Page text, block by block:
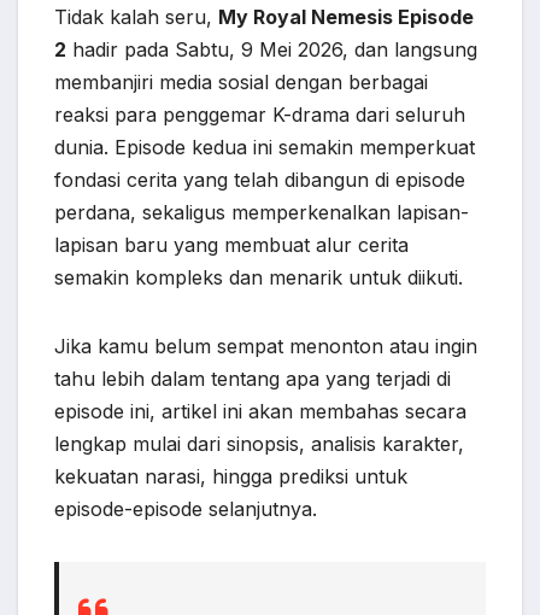
Tidak kalah seru, My Royal Nemesis Episode
2 hadir pada Sabtu, 9 Mei 2026, dan langsung
membanjiri media sosial dengan berbagai
reaksi para penggemar K-drama dari seluruh
dunia. Episode kedua ini semakin memperkuat
fondasi cerita yang telah dibangun di episode
perdana, sekaligus memperkenalkan lapisan-
lapisan baru yang membuat alur cerita
semakin kompleks dan menarik untuk diikuti.
Jika kamu belum sempat menonton atau ingin
tahu lebih dalam tentang apa yang terjadi di
episode ini, artikel ini akan membahas secara
lengkap mulai dari sinopsis, analisis karakter,
kekuatan narasi, hingga prediksi untuk
episode-episode selanjutnya.